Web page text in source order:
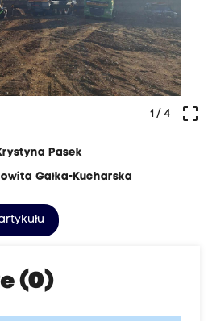
crop_free
1/ 4
Pasek
Gałka-Kucharska
(0)